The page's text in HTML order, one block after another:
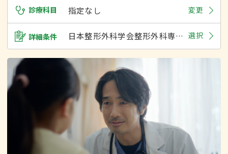
診療科目 指定なし 変更
詳細条件 日本整形外科学会整形外科専門医 選択